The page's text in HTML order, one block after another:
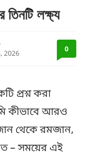
লক্ষ্য
2026 0
প্রশ্ন করা
কীভাবে আরও
থেকে রমজান,
– সময়ের এই